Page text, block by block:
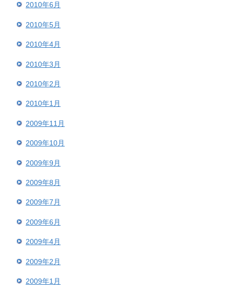
2010年6月
2010年5月
2010年4月
2010年3月
2010年2月
2010年1月
2009年11月
2009年10月
2009年9月
2009年8月
2009年7月
2009年6月
2009年4月
2009年2月
2009年1月